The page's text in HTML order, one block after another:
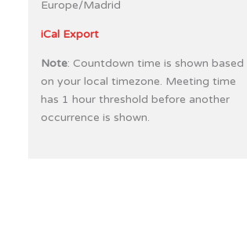
Europe/Madrid
iCal Export
Note: Countdown time is shown based
on your local timezone. Meeting time
has 1 hour threshold before another
occurrence is shown.